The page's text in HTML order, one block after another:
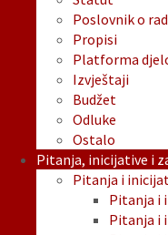
Poslovnik o
Propisi
Platforma
Izvještaji
Budžet
Odluke
Ostalo
Pitanja, inicijative i
Pitanja i
Pitanja i
Pitanja i